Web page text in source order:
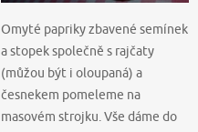
Omyté papriky zbavené semínek
a stopek společně s rajčaty
(můžou být i oloupaná) a
česnekem pomeleme na
masovém strojku. Vše dáme do